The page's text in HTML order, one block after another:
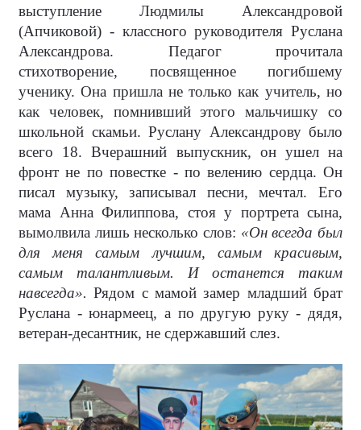
выступление Людмилы Александровой
(Апчиковой) - классного руководителя Руслана
Александрова. Педагог прочитала
стихотворение, посвященное погибшему
ученику. Она пришла не только как учитель, но
как человек, помнивший этого мальчишку со
школьной скамьи. Руслану Александрову было
всего 18. Вчерашний выпускник, он ушел на
фронт не по повестке - по велению сердца. Он
писал музыку, записывал песни, мечтал. Его
мама Анна Филиппова, стоя у портрета сына,
вымолвила лишь несколько слов: «Он всегда был
для меня самым лучшим, самым красивым,
самым талантливым. И останется таким
навсегда». Рядом с мамой замер младший брат
Руслана - юнармеец, а по другую руку - дядя,
ветеран-десантник, не сдержавший слез.